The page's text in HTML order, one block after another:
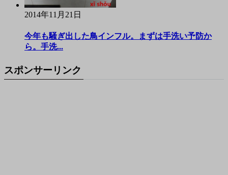
2014年11月21日
今年も騒ぎ出した鳥インフル。まずは手洗い予防か
ら。手洗...
スポンサーリンク